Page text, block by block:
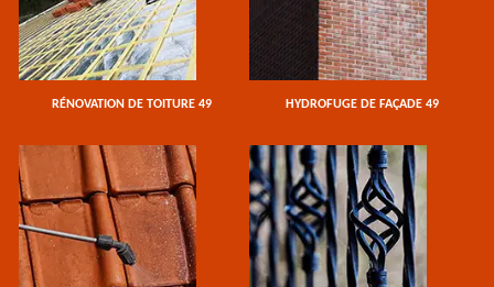
RÉNOVATION DE TOITURE 49 HYDROFUGE DE FAÇADE 49